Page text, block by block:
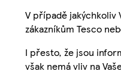
V případě jakýchkoliv
zákazníkům Tesco
I přesto, že jsou
však nemá vliv na